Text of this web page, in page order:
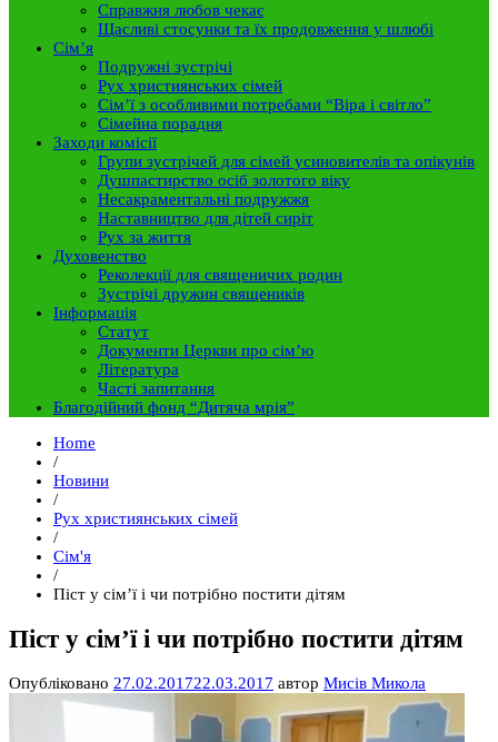
Справжня любов чекає
Щасливі стосунки та їх продовження у шлюбі
Сім’я
Подружні зустрічі
Рух християнських сімей
Сім’ї з особливими потребами “Віра і світло”
Сімейна порадня
Заходи комісії
Групи зустрічей для сімей усиновителів та опікунів
Душпастирство осіб золотого віку
Несакраментальні подружжя
Наставництво для дітей сиріт
Рух за життя
Духовенство
Реколекції для священичих родин
Зустрічі дружин священиків
Інформація
Статут
Документи Церкви про сім’ю
Література
Часті запитання
Благодійний фонд “Дитяча мрія”
Home
/
Новини
/
Рух християнських сімей
/
Сім'я
/
Піст у сім’ї і чи потрібно постити дітям
Піст у сім’ї і чи потрібно постити дітям
Опубліковано 27.02.201722.03.2017 автор Мисів Микола